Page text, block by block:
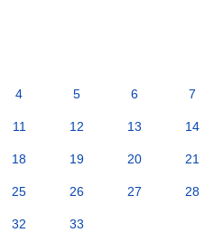
4 5 6 7
11 12 13 14
18 19 20 21
25 26 27 28
32 33